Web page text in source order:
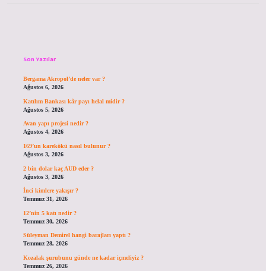
Son Yazılar
Bergama Akropol’de neler var ?
Ağustos 6, 2026
Katılım Bankası kâr payı helal midir ?
Ağustos 5, 2026
Avan yapı projesi nedir ?
Ağustos 4, 2026
169’un karekökü nasıl bulunur ?
Ağustos 3, 2026
2 bin dolar kaç AUD eder ?
Ağustos 3, 2026
İnci kimlere yakışır ?
Temmuz 31, 2026
12’nin 5 katı nedir ?
Temmuz 30, 2026
Süleyman Demirel hangi barajları yaptı ?
Temmuz 28, 2026
Kozalak şurubunu günde ne kadar içmeliyiz ?
Temmuz 26, 2026